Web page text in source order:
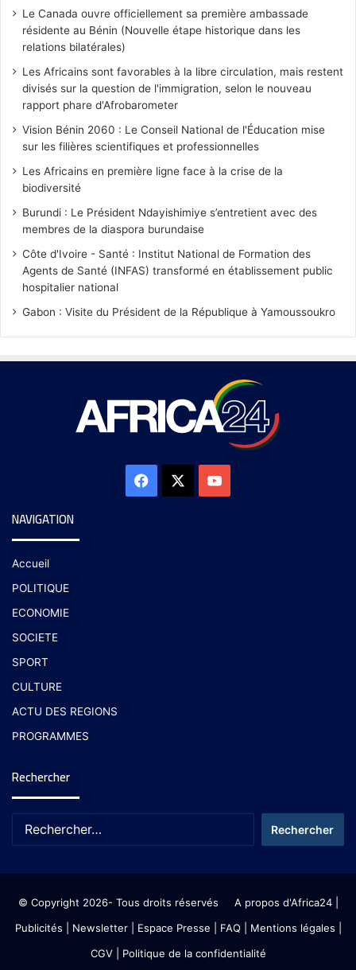
Le Canada ouvre officiellement sa première ambassade
résidente au Bénin (Nouvelle étape historique dans les
relations bilatérales)
Les Africains sont favorables à la libre circulation, mais restent
divisés sur la question de l'immigration, selon le nouveau
rapport phare d'Afrobarometer
Vision Bénin 2060 : Le Conseil National de l'Éducation mise
sur les filières scientifiques et professionnelles
Les Africains en première ligne face à la crise de la
biodiversité
Burundi : Le Président Ndayishimiye s’entretient avec des
membres de la diaspora burundaise
Côte d'Ivoire - Santé : Institut National de Formation des
Agents de Santé (INFAS) transformé en établissement public
hospitalier national
Gabon : Visite du Président de la République à Yamoussoukro
NAVIGATION
Accueil
POLITIQUE
ECONOMIE
SOCIETE
SPORT
CULTURE
ACTU DES REGIONS
PROGRAMMES
Rechercher
© Copyright 2026- Tous droits réservés A propos d'Africa24|
Publicités
Newsletter| Espace Presse | FAQ | Mentions légales
CGV| Politique de la confidentialité